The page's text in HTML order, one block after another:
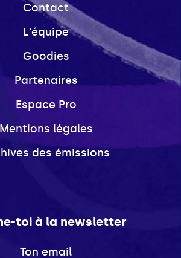
Contact
L'équipe
Goodies
Partenaires
Espace Pro
Mentions légales
des émissions
toi à la newsletter
Ton email